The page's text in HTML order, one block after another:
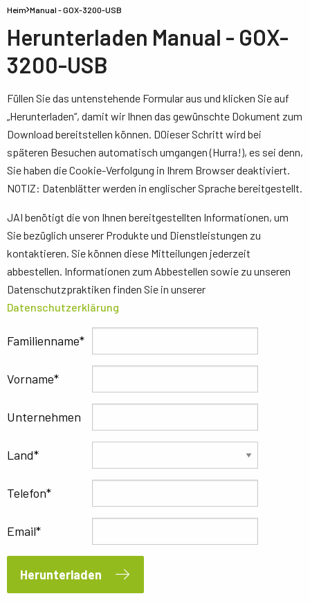
Heim Manual - GOX-3200-USB
Herunterladen Manual - GOX-
3200-USB
Füllen Sie das untenstehende Formular aus und klicken Sie auf
„Herunterladen“, damit wir Ihnen das gewünschte Dokument zum
Download bereitstellen können. D0ieser Schritt wird bei
späteren Besuchen automatisch umgangen (Hurra!), es sei denn,
Sie haben die Cookie-Verfolgung in Ihrem Browser deaktiviert.
NOTIZ: Datenblätter werden in englischer Sprache bereitgestellt.
JAI benötigt die von Ihnen bereitgestellten Informationen, um
Sie bezüglich unserer Produkte und Dienstleistungen zu
kontaktieren. Sie können diese Mitteilungen jederzeit
abbestellen. Informationen zum Abbestellen sowie zu unseren
Datenschutzpraktiken finden Sie in unserer
Datenschutzerklärung
Familienname
Vorname
Unternehmen
Land
Telefon
Email
Herunterladen